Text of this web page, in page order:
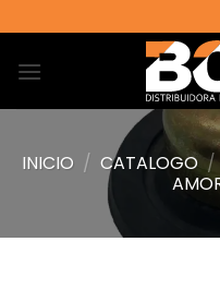
al
contenido
INICIO / CATALOGO /